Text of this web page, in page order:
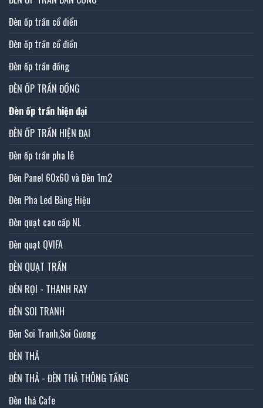
Đèn ốp trần cổ điển
Đèn ốp trần cổ điển
Đèn ốp trần đồng
ĐÈN ỐP TRẦN ĐỒNG
Đèn ốp trần hiện đại
ĐÈN ỐP TRẦN HIỆN ĐẠI
Đèn ốp trần pha lê
Đèn Panel 60x60 và Đèn 1m2
Đèn Pha Led Bảng Hiệu
Đèn quạt cao cấp NL
Đèn quạt QVIFA
ĐÈN QUẠT TRẦN
ĐÈN RỌI - THANH RAY
ĐÈN SOI TRANH
Đèn Soi Tranh,Soi Gương
ĐÈN THẢ
ĐÈN THẢ - ĐÈN THẢ THÔNG TẦNG
Đèn thả Cafe